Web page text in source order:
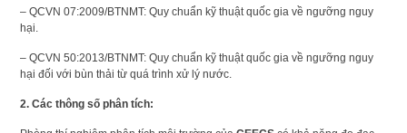
– QCVN 07:2009/BTNMT: Quy chuẩn kỹ thuật quốc gia về ngưỡng nguy
hại.
– QCVN 50:2013/BTNMT: Quy chuẩn kỹ thuật quốc gia về ngưỡng nguy
hại đối với bùn thải từ quá trình xử lý nước.
2. Các thông số phân tích: